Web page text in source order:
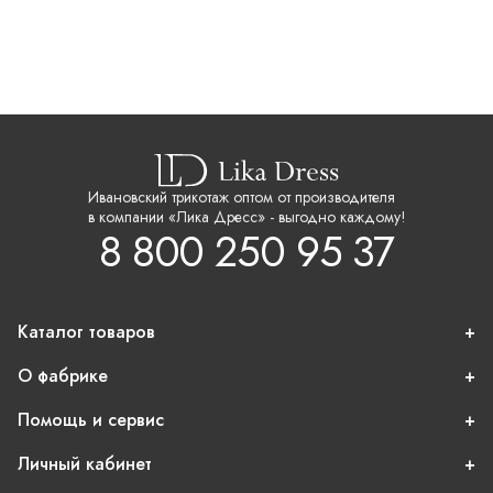
Ивановский трикотаж оптом от производителя
в компании «Лика Дресс» - выгодно каждому!
8 800 250 95 37
Каталог товаров
О фабрике
Помощь и сервис
Личный кабинет